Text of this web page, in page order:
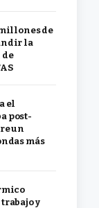
de
la
el
post-
un
más
y